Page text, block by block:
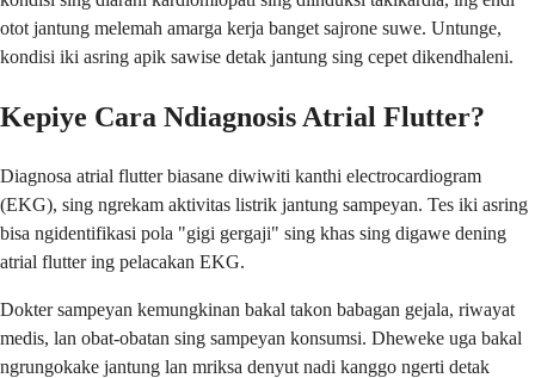
otot jantung melemah amarga kerja banget sajrone suwe. Untunge,
kondisi iki asring apik sawise detak jantung sing cepet dikendhaleni.
Kepiye Cara Ndiagnosis Atrial Flutter?
Diagnosa atrial flutter biasane diwiwiti kanthi electrocardiogram
(EKG), sing ngrekam aktivitas listrik jantung sampeyan. Tes iki asring
bisa ngidentifikasi pola "gigi gergaji" sing khas sing digawe dening
atrial flutter ing pelacakan EKG.
Dokter sampeyan kemungkinan bakal takon babagan gejala, riwayat
medis, lan obat-obatan sing sampeyan konsumsi. Dheweke uga bakal
ngrungokake jantung lan mriksa denyut nadi kanggo ngerti detak